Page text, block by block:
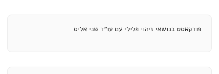
פודקאסט בנושאי זיהוי פלילי עם עו"ד שני אליס